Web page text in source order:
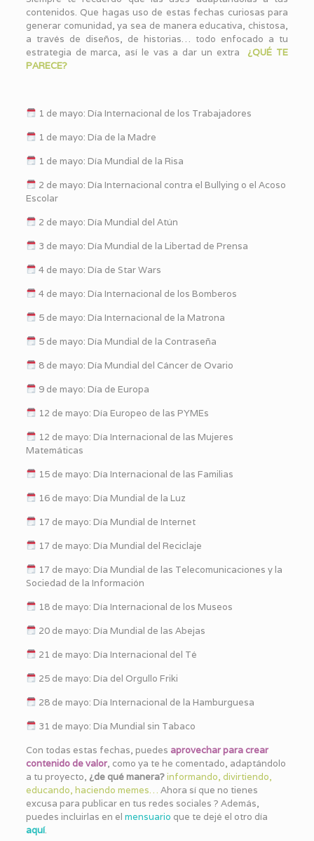
contenidos. Que hagas uso de estas fechas curiosas para
generar comunidad, ya sea de manera educativa, chistosa,
a través de diseños, de historias… todo enfocado a tu
estrategia de marca, así le vas a dar un extra ¿QUÉ TE
PARECE?
1 de mayo: Día Internacional de los Trabajadores
1 de mayo: Día de la Madre
1 de mayo: Día Mundial de la Risa
2 de mayo: Día Internacional contra el Bullying o el Acoso
Escolar
2 de mayo: Día Mundial del Atún
3 de mayo: Día Mundial de la Libertad de Prensa
4 de mayo: Día de Star Wars
4 de mayo: Día Internacional de los Bomberos
5 de mayo: Día Internacional de la Matrona
5 de mayo: Día Mundial de la Contraseña
8 de mayo: Día Mundial del Cáncer de Ovario
9 de mayo: Día de Europa
12 de mayo: Día Europeo de las PYMEs
12 de mayo: Día Internacional de las Mujeres
Matemáticas
15 de mayo: Día Internacional de las Familias
16 de mayo: Día Mundial de la Luz
17 de mayo: Día Mundial de Internet
17 de mayo: Día Mundial del Reciclaje
17 de mayo: Día Mundial de las Telecomunicaciones y la
Sociedad de la Información
18 de mayo: Día Internacional de los Museos
20 de mayo: Día Mundial de las Abejas
21 de mayo: Día Internacional del Té
25 de mayo: Día del Orgullo Friki
28 de mayo: Día Internacional de la Hamburguesa
31 de mayo: Día Mundial sin Tabaco
Con todas estas fechas, puedes aprovechar para crear
contenido de valor, como ya te he comentado, adaptándolo
a tu proyecto, ¿de qué manera?informando, divirtiendo,
educando, haciendo memes… Ahora sí que no tienes
excusa para publicar en tus redes sociales ? Además,
puedes incluirlas en el mensuario que te dejé el otro día
aquí.